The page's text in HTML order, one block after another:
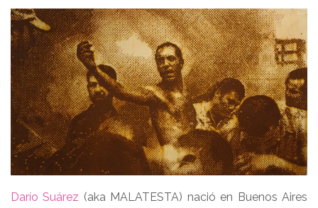
Darío Suárez (aka MALATESTA) nació en Buenos Aires